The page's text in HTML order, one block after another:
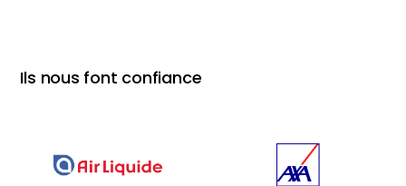
Ils nous font confiance